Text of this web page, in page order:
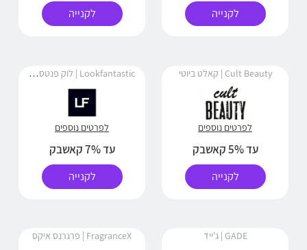
לקנייה לקנייה
Cult Beauty | קאלט ביוטי
לפרטים נוספים
עד 5% קאשבק
לקנייה
Lookfantastic | לוק פנטסטיק
לפרטים נוספים
עד 7% קאשבק
לקנייה
GADE | ג'ייד FragranceX | פרגרנס איקס